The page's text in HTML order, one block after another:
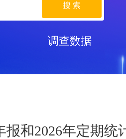
搜 索
调查数据
和2026年定期统